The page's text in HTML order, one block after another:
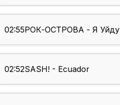
02:55РОК-ОСТРОВА - Я Уйду
02:52SASH! - Ecuador